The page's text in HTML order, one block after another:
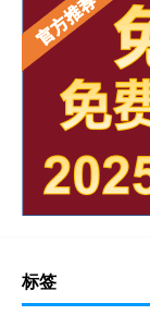
标签